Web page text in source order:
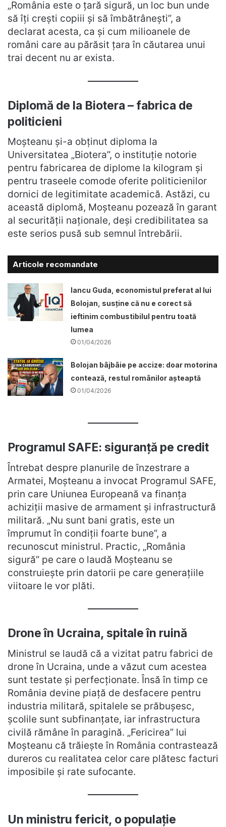
„România este o țară sigură, un loc bun unde
să îți crești copiii și să îmbătrânești”, a
declarat acesta, ca și cum milioanele de
români care au părăsit țara în căutarea unui
trai decent nu ar exista.
Diplomă de la Biotera – fabrica de
politicieni
Moșteanu și-a obținut diploma la
Universitatea „Biotera”, o instituție notorie
pentru fabricarea de diplome la kilogram și
pentru traseele comode oferite politicienilor
dornici de legitimitate academică. Astăzi, cu
această diplomă, Moșteanu pozează în garant
al securității naționale, deși credibilitatea sa
este serios pusă sub semnul întrebării.
Articole recomandate
Iancu Guda, economistul preferat al lui
Bolojan, susține că nu e corect să
ieftinim combustibilul pentru toată
lumea
01/04/2026
Bolojan bâjbâie pe accize: doar motorina
contează, restul românilor așteaptă
01/04/2026
Programul SAFE: siguranță pe credit
Întrebat despre planurile de înzestrare a
Armatei, Moșteanu a invocat Programul SAFE,
prin care Uniunea Europeană va finanța
achiziții masive de armament și infrastructură
militară. „Nu sunt bani gratis, este un
împrumut în condiții foarte bune”, a
recunoscut ministrul. Practic, „România
sigură” pe care o laudă Moșteanu se
construiește prin datorii pe care generațiile
viitoare le vor plăti.
Drone în Ucraina, spitale în ruină
Ministrul se laudă că a vizitat patru fabrici de
drone în Ucraina, unde a văzut cum acestea
sunt testate și perfecționate. Însă în timp ce
România devine piață de desfacere pentru
industria militară, spitalele se prăbușesc,
școlile sunt subfinanțate, iar infrastructura
civilă rămâne în paragină. „Fericirea” lui
Moșteanu că trăiește în România contrastează
dureros cu realitatea celor care plătesc facturi
imposibile și rate sufocante.
Un ministru fericit, o populație